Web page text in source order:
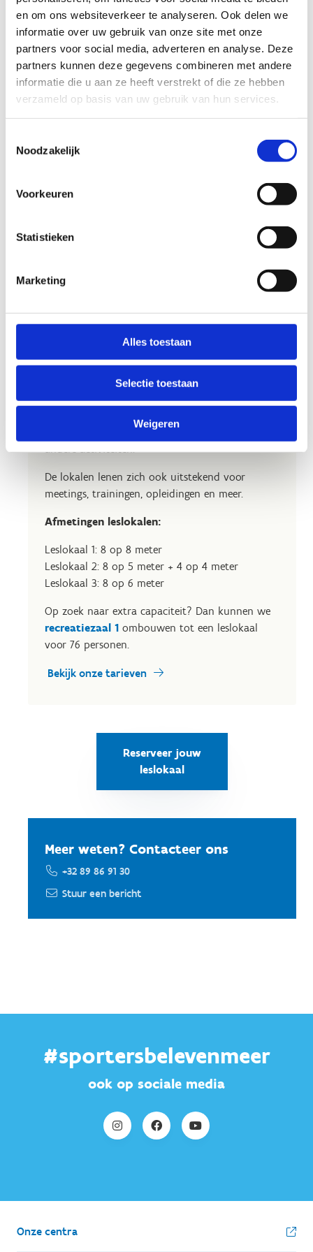
en om ons websiteverkeer te analyseren. Ook delen we
informatie over uw gebruik van onze site met onze
partners voor social media, adverteren en analyse. Deze
partners kunnen deze gegevens combineren met andere
informatie die u aan ze heeft verstrekt of die ze hebben
verzameld op basis van uw gebruik van hun services.
Noodzakelijk
Voorkeuren
Statistieken
Marketing
Alles toestaan
Selectie toestaan
Weigeren
Liever een leslokaal?
Ons sportverblijf beschikt over 3 ruime
leslokalen, elk met plaats voor ongeveer 30
in de lessen LO, een sportdag, sportklassen of
andere activiteiten.
De lokalen lenen zich ook uitstekend voor
meetings, trainingen, opleidingen en meer.
Afmetingen leslokalen:
Leslokaal 1: 8 op 8 meter
Leslokaal 2: 8 op 5 meter + 4 op 4 meter
Leslokaal 3: 8 op 6 meter
Op zoek naar extra capaciteit? Dan kunnen we
recreatiezaal 1 ombouwen tot een leslokaal
voor 76 personen.
Bekijk onze tarieven
Reserveer jouw
leslokaal
Meer weten? Contacteer ons
+32 89 86 91 30
Stuur een bericht
#sportersbelevenmeer
ook op sociale media
Onze centra